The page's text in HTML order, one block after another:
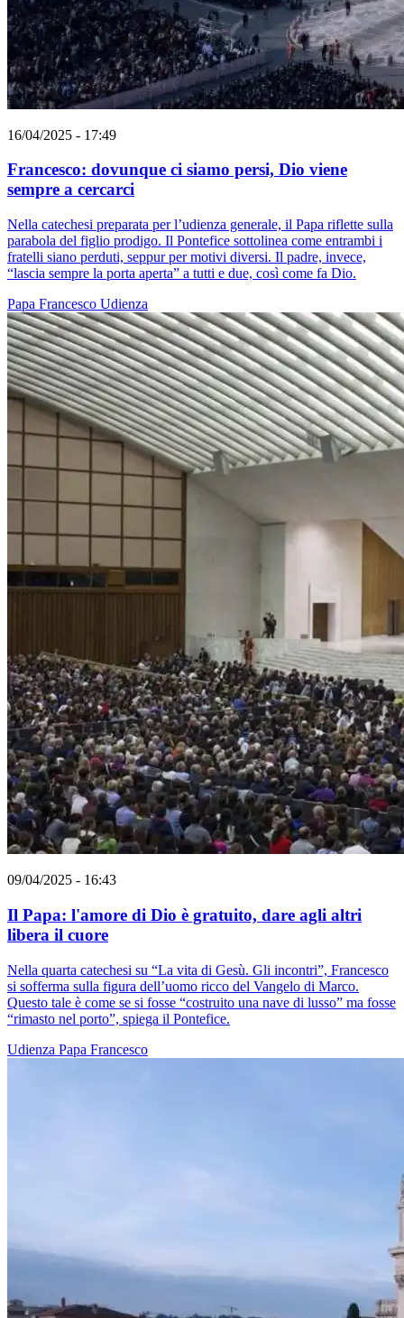
16/04/2025 - 17:49
Francesco: dovunque ci siamo persi, Dio viene
sempre a cercarci
Nella catechesi preparata per l’udienza generale, il Papa riflette sulla
parabola del figlio prodigo. Il Pontefice sottolinea come entrambi i
fratelli siano perduti, seppur per motivi diversi. Il padre, invece,
“lascia sempre la porta aperta” a tutti e due, così come fa Dio.
Papa Francesco Udienza
09/04/2025 - 16:43
Il Papa: l'amore di Dio è gratuito, dare agli altri
libera il cuore
Nella quarta catechesi su “La vita di Gesù. Gli incontri”, Francesco
si sofferma sulla figura dell’uomo ricco del Vangelo di Marco.
Questo tale è come se si fosse “costruito una nave di lusso” ma fosse
“rimasto nel porto”, spiega il Pontefice.
Udienza Papa Francesco